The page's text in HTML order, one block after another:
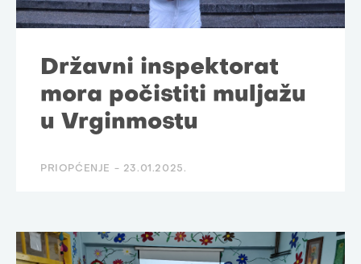
Državni inspektorat
mora počistiti muljažu
u Vrginmostu
PRIOPĆENJE - 23.01.2025.